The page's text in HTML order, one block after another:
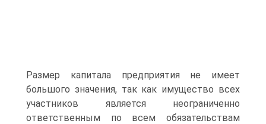
Размер капитала предприятия не имеет
большого значения, так как имущество всех
участников является неограниченно
ответственным по всем обязательствам